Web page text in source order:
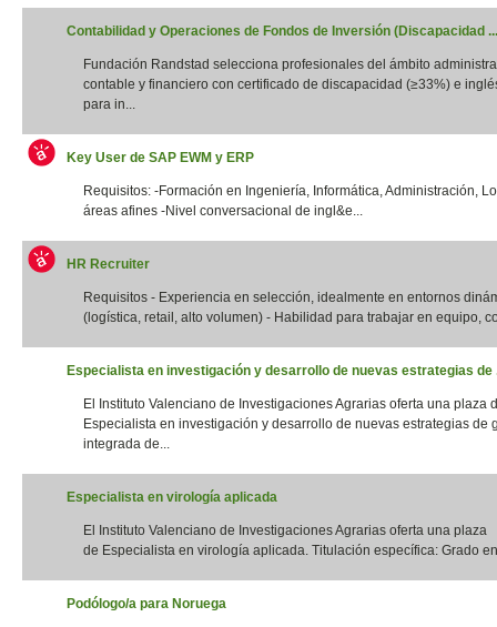
Contabilidad y Operaciones de Fondos de Inversión (Discapacidad ...
Fundación Randstad selecciona profesionales del ámbito
contable y financiero con certificado de discapacidad (≥33%) e
para in...
Key User de SAP EWM y ERP
Requisitos: -Formación en Ingeniería, Informática, Administración,
áreas afines -Nivel conversacional de ingl&e...
HR Recruiter
Requisitos - Experiencia en selección, idealmente en entornos
(logística, retail, alto volumen) - Habilidad para trabajar en equipo,
Especialista en investigación y desarrollo de nuevas estrategias de
El Instituto Valenciano de Investigaciones Agrarias oferta una plaza
Especialista en investigación y desarrollo de nuevas estrategias de
integrada de...
Especialista en virología aplicada
El Instituto Valenciano de Investigaciones Agrarias oferta una plaza
de Especialista en virología aplicada. Titulación específica: Grado
Podólogo/a para Noruega